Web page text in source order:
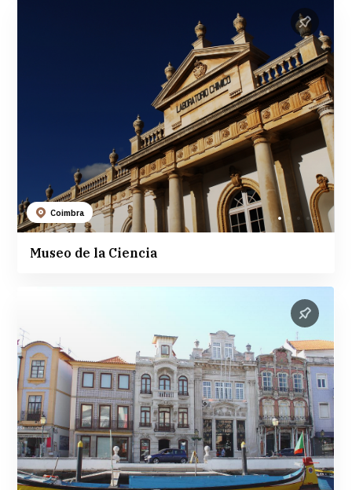
Coimbra
Museo de la Ciencia